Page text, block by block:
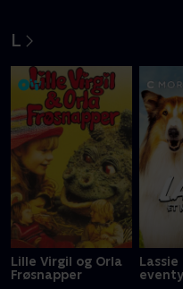
L
Lille Virgil og Orla
Frøsnapper